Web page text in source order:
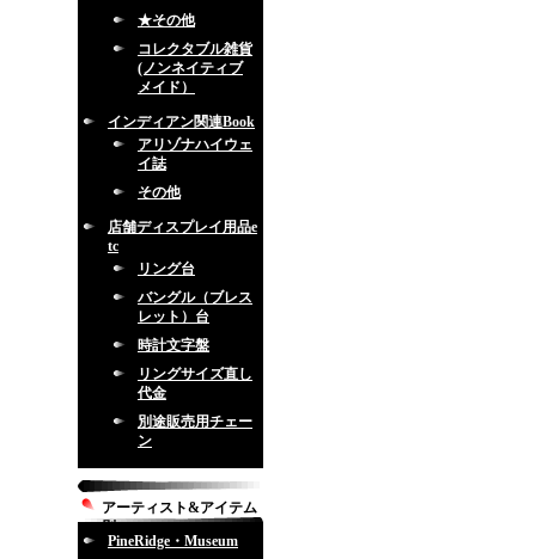
★その他
コレクタブル雑貨
(ノンネイティブ
メイド）
インディアン関連Book
アリゾナハイウェ
イ誌
その他
店舗ディスプレイ用品e
tc
リング台
バングル（ブレス
レット）台
時計文字盤
リングサイズ直し
代金
別途販売用チェー
ン
アーティスト&アイテム
別
PineRidge・Museum